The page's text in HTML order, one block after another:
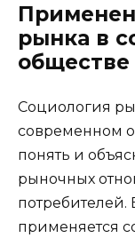
рынка в
обществе
Социология
современном
понять и
рыночных
потребителей.
применяется